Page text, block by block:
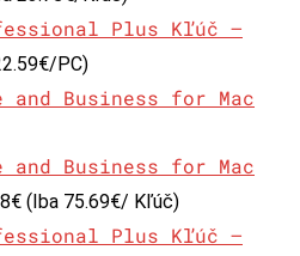
Plus Kľúč –
PC)
and Business for Mac
and Business for Mac
(Iba 75.69€/ Kľúč)
Plus Kľúč –